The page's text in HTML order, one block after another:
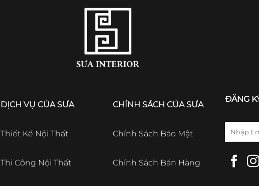
DỊCH VỤ CỦA SƯA
Thiết Kế Nội Thất
Thi Công Nội Thất
CHÍNH SÁCH CỦA SƯA
Chính Sách Bảo Mật
Chính Sách Bán Hàng
ĐĂNG